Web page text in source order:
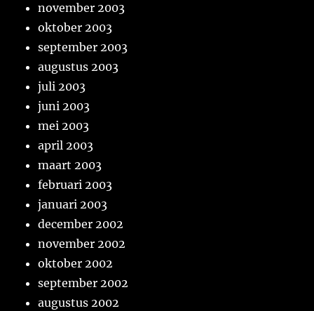
november 2003
oktober 2003
september 2003
augustus 2003
juli 2003
juni 2003
mei 2003
april 2003
maart 2003
februari 2003
januari 2003
december 2002
november 2002
oktober 2002
september 2002
augustus 2002